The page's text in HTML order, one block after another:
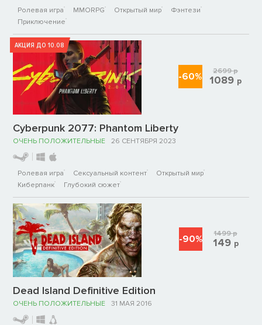
Ролевая игра MMORPG Открытый мир
Фэнтези
Приключение
АКЦИЯ ДО 10.08
Cyberpunk 2077: Phantom Liberty
ОЧЕНЬ ПОЛОЖИТЕЛЬНЫЕ 26 СЕНТЯБРЯ 2023
Ролевая игра Сексуальный контент
Открытый мир
Киберпанк
Глубокий сюжет
-60% 2699р
1089 р
Dead Island Definitive Edition
ОЧЕНЬ ПОЛОЖИТЕЛЬНЫЕ 31 МАЯ 2016
-90% 1499р
149 р